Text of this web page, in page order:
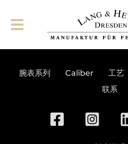
订阅通讯
腕表系列 Caliber 工艺
联系